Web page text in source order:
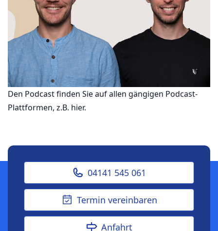
Den Podcast finden Sie auf allen gängigen Podcast-
Plattformen, z.B. hier.
04141 545 061
Termin vereinbaren
Anfahrt